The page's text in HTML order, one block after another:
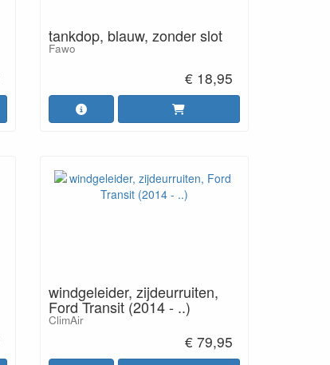
tankdop, blauw, zonder slot
Fawo
€ 18,95
windgeleider, zijdeurruiten,
Ford Transit (2014 - ..)
ClimAir
€ 79,95